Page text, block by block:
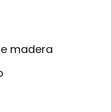
madera